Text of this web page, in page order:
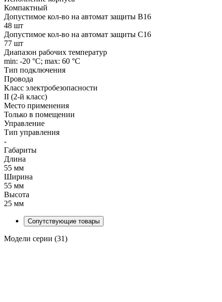
Компактный
Допустимое кол-во на автомат защиты B16
48 шт
Допустимое кол-во на автомат защиты C16
77 шт
Диапазон рабочих температур
min: -20 °C; max: 60 °C
Тип подключения
Провода
Класс электробезопасности
II (2-й класс)
Место применения
Только в помещении
Управление
Тип управления
-
Габариты
Длина
55 мм
Ширина
55 мм
Высота
25 мм
Сопутствующие товары
Модели серии (31)